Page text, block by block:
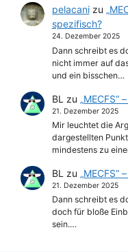
pelacanizu
spezifisch?
24. Dezember 2025
Dann schreibt es
nicht immer auf
und ein bisschen…
BL zu „MECFS“
21. Dezember 2025
Mir leuchtet die
dargestellten
mindestens zu
BL zu „MECFS“
21. Dezember 2025
Dann schreibt es
doch für bloße
sein.…